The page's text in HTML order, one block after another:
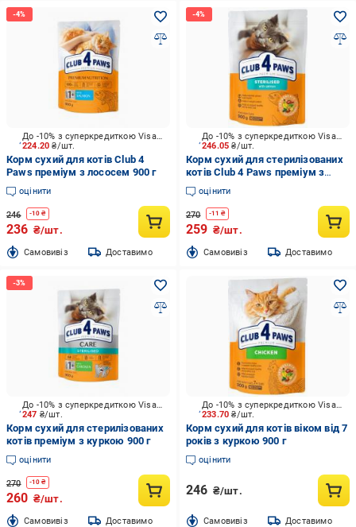
224.20₴/шт.
До -10% з суперкредиткою Visa Вигода
Корм сухий для котів Club 4
Paws преміум з лососем 900 г
оцінити
246 -10 ₴
236 ₴/шт.
Cамовивіз Доставимо
246.05₴/шт.
До -10% з суперкредиткою Visa Вигода
Корм сухий для стерилізованих
котів Club 4 Paws преміум з
лососем (4820269144804) 900 г
оцінити
270 -11 ₴
259 ₴/шт.
Cамовивіз Доставимо
247 ₴/шт.
До -10% з суперкредиткою Visa Вигода
Корм сухий для стерилізованих
котів преміум з куркою 900 г
оцінити
270 -10 ₴
260 ₴/шт.
Cамовивіз Доставимо
233.70₴/шт.
До -10% з суперкредиткою Visa Вигода
Корм сухий для котів віком від 7
років з куркою 900 г
оцінити
246 ₴/шт.
Cамовивіз Доставимо